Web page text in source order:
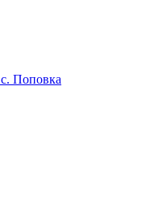
Поповка